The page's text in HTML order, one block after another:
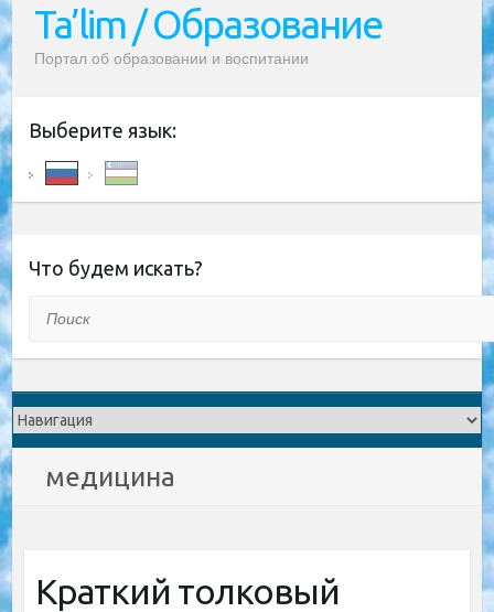
Ta’lim / Образование
Портал об образовании и воспитании
Выберите язык:
Что будем искать?
медицина
Краткий толковый